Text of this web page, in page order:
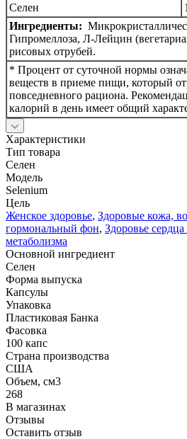
Селен
Ингредиенты:
Гипромеллоза, Л-Лейцин
рисовых отрубей.
* Процент от суточной нормы
веществ в приеме пищи, который
повседневного рациона.
калорий в день имеет общий
Характеристики
Тип товара
Селен
Модель
Selenium
Цель
Женское здоровье, Здоровые кожа,
гормональный фон, Здоровье сердца
метаболизма
Основной ингредиент
Селен
Форма выпуска
Капсулы
Упаковка
Пластиковая Банка
Фасовка
100 капс
Страна производства
США
Объем, см3
268
В магазинах
Отзывы
Оставить отзыв